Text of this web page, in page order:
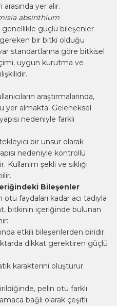
yer alır.
absinthium
genellikle güçlü bileşenler
gereken bir bitki olduğu
standartlarına göre bitkisel
uygun kurutma ve
araştırmalarında,
yer almakta. Geleneksel
nedeniyle farklı
bir unsur olarak
nedeniyle kontrollü
şekli ve sıklığı
Bileşenler
faydaları kadar acı tadıyla
bitkinin içeriğinde bulunan
etkili bileşenlerden biridir.
dikkat gerektiren güçlü
karakterini oluşturur.
pelin otu farklı
bağlı olarak çeşitli